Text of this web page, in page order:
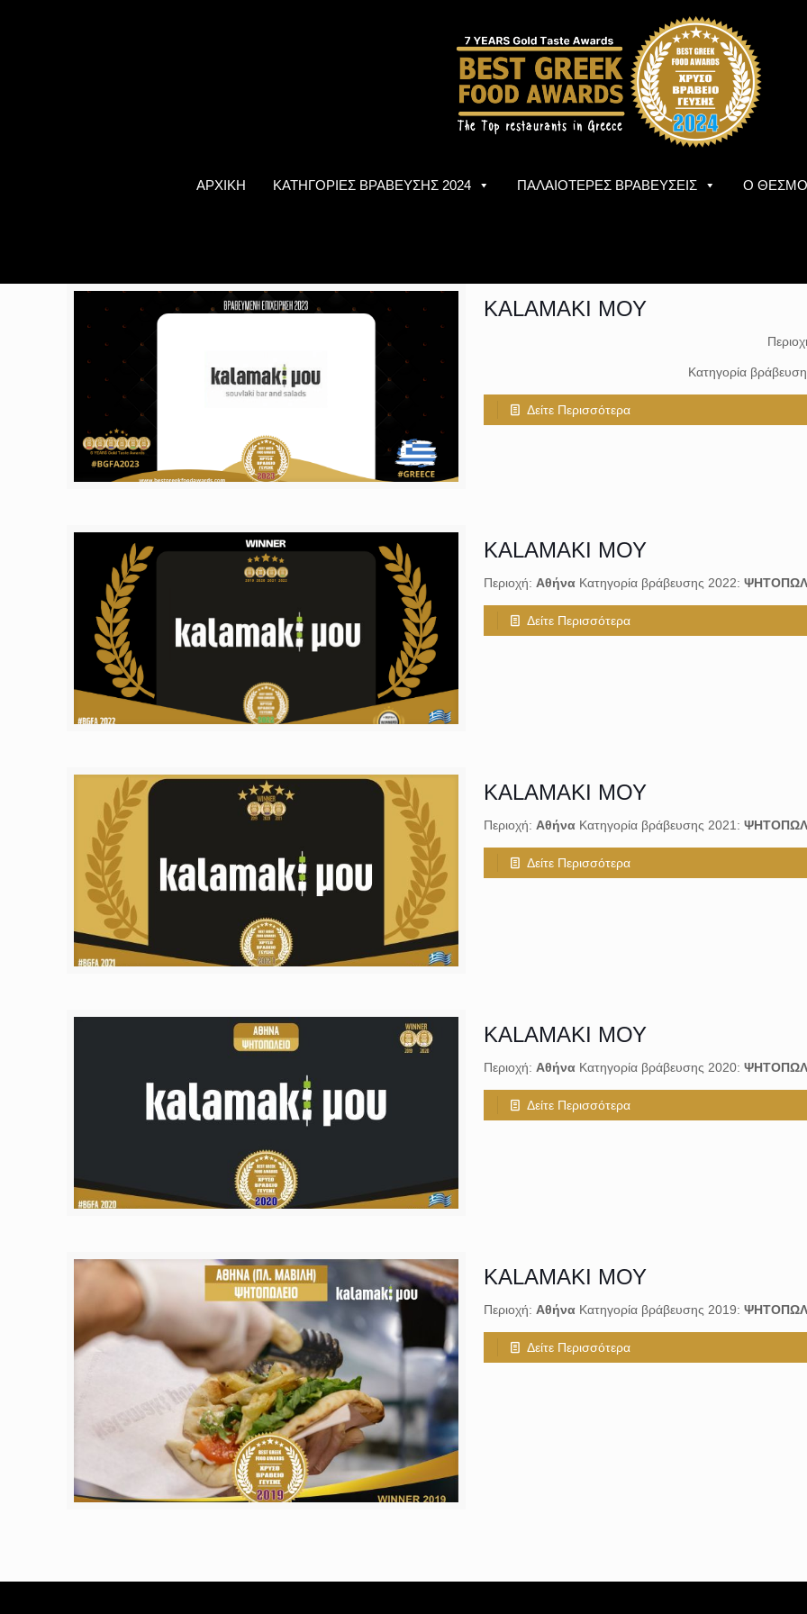
ΑΡΧΙΚΗ ΚΑΤΗΓΟΡΙΕΣ ΒΡΑΒΕΥΣΗΣ 2024 ΠΑΛΑΙΟΤΕΡΕΣ ΒΡΑΒΕΥΣΕΙΣ Ο
KALAMAKI ΜΟΥ
Κατηγορία
Δείτε Περισσότερα
KALAMAKI ΜΟΥ
Περιοχή: ΑθήναΚατηγορία βράβευσης 2022:
Δείτε Περισσότερα
KALAMAKI ΜΟΥ
Περιοχή: ΑθήναΚατηγορία βράβευσης 2021:
Δείτε Περισσότερα
KALAMAKI ΜΟΥ
Περιοχή: ΑθήναΚατηγορία βράβευσης 2020:
Δείτε Περισσότερα
KALAMAKI ΜΟΥ
Περιοχή: ΑθήναΚατηγορία βράβευσης 2019:
Δείτε Περισσότερα